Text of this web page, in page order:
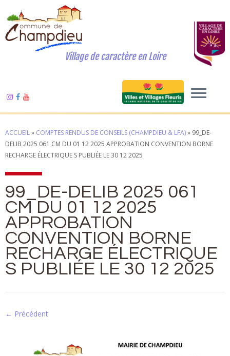
Village de caractère en Loire
ACCUEIL» COMPTES RENDUS DE CONSEILS (CHAMPDIEU & LFA)» 99_DE-
DELIB 2025 061 CM DU 01 12 2025 APPROBATION CONVENTION BORNE
RECHARGE ÉLECTRIQUE S PUBLIÉE LE 30 12 2025
99_DE-DELIB 2025 061
CM DU 01 12 2025
APPROBATION
CONVENTION BORNE
RECHARGE ÉLECTRIQUE
S PUBLIÉE LE 30 12 2025
← Précédent